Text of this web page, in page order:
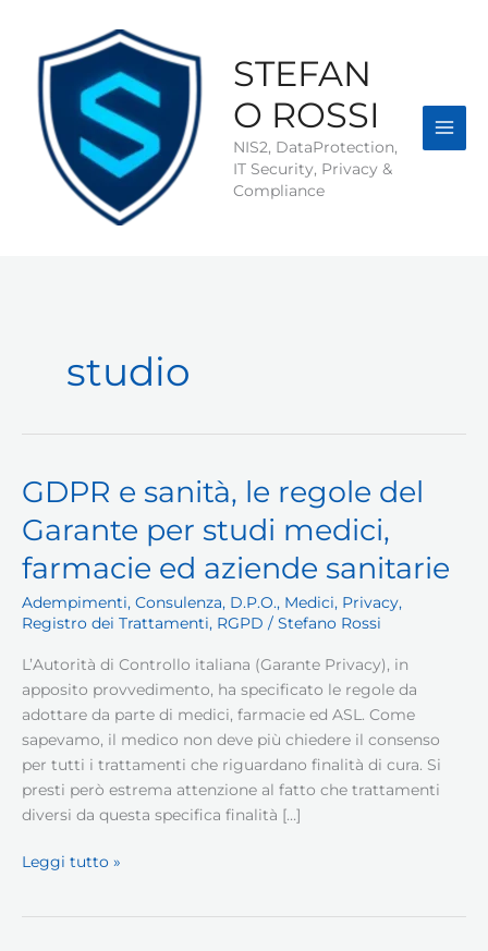
contenuto
STEFAN
O ROSSI
NIS2, DataProtection,
IT Security, Privacy &
Compliance
studio
GDPR e sanità, le regole del
Garante per studi medici,
farmacie ed aziende sanitarie
Adempimenti, Consulenza, D.P.O., Medici, Privacy,
Registro dei Trattamenti, RGPD / Stefano Rossi
L’Autorità di Controllo italiana (Garante Privacy), in
apposito provvedimento, ha specificato le regole da
adottare da parte di medici, farmacie ed ASL. Come
sapevamo, il medico non deve più chiedere il consenso
per tutti i trattamenti che riguardano finalità di cura. Si
presti però estrema attenzione al fatto che trattamenti
diversi da questa specifica finalità […]
GDPR
Leggi tutto »